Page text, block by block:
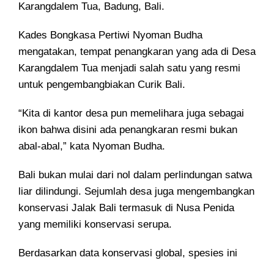
Karangdalem Tua, Badung, Bali.
Kades Bongkasa Pertiwi Nyoman Budha
mengatakan, tempat penangkaran yang ada di Desa
Karangdalem Tua menjadi salah satu yang resmi
untuk pengembangbiakan Curik Bali.
“Kita di kantor desa pun memelihara juga sebagai
ikon bahwa disini ada penangkaran resmi bukan
abal-abal,” kata Nyoman Budha.
Bali bukan mulai dari nol dalam perlindungan satwa
liar dilindungi. Sejumlah desa juga mengembangkan
konservasi Jalak Bali termasuk di Nusa Penida
yang memiliki konservasi serupa.
Berdasarkan data konservasi global, spesies ini